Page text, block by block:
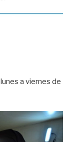
a viernes de